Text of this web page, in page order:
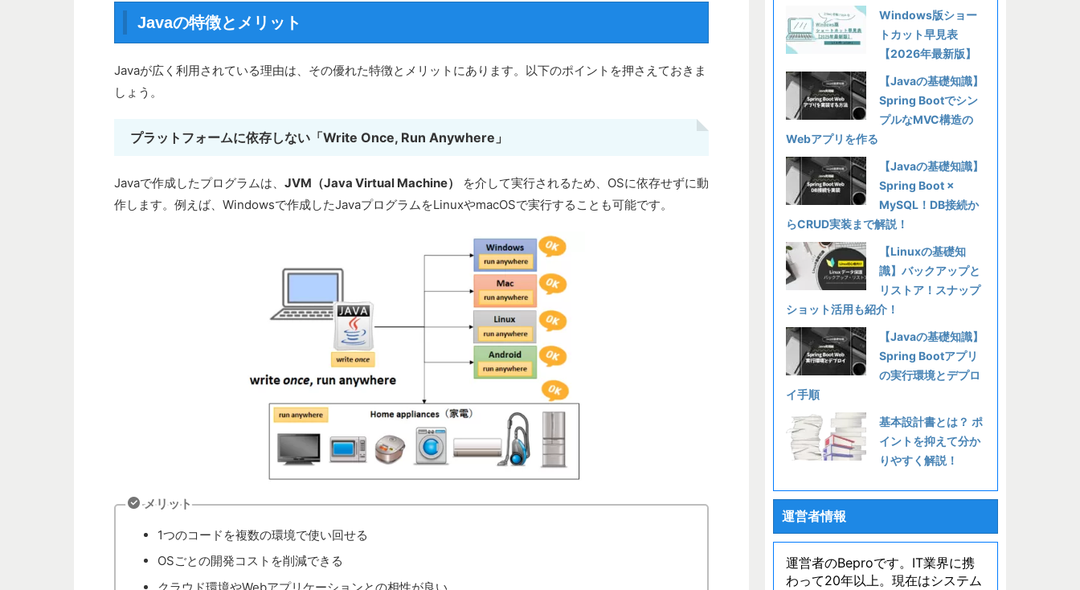
Javaの特徴とメリット
Javaが広く利用されている理由は、その優れた特徴とメリットにあります。以下のポイントを押さえておきま
しょう。
プラットフォームに依存しない「Write Once, Run Anywhere」
Javaで作成したプログラムは、 JVM（Java Virtual Machine）
を介して実行されるため、OSに依存せずに動
作します。例えば、Windowsで作成したJavaプログラムをLinuxやmacOSで実行することも可能です。
メリット
1つのコードを複数の環境で使い回せる
OSごとの開発コストを削減できる
Windows版ショー
トカット早見表
【2026年最新版】
【Javaの基礎知識】
Spring Bootでシン
プルなMVC構造の
Webアプリを作る
【Javaの基礎知識】
Spring Boot ×
MySQL！DB接続か
らCRUD実装まで解説！
【Linuxの基礎知
識】バックアップと
リストア！スナップ
ショット活用も紹介！
【Javaの基礎知識】
Spring Bootアプリ
の実行環境とデプロ
イ手順
基本設計書とは？ ポ
イントを抑えて分か
りやすく解説！
運営者情報
運営者のBeproです。IT業界に携
わって20年以上。現在はシステム